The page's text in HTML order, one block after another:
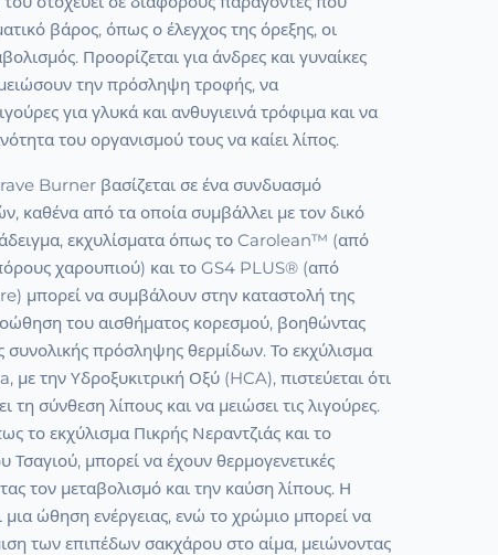
βάρος, όπως ο έλεγχος της όρεξης, οι
Προορίζεται για άνδρες και γυναίκες
την πρόσληψη τροφής, να
για γλυκά και ανθυγιεινά τρόφιμα και να
του οργανισμού τους να καίει λίπος.
Burner βασίζεται σε ένα συνδυασμό
καθένα από τα οποία συμβάλλει με τον δικό
εκχυλίσματα όπως το Carolean™ (από
χαρουπιού) και το GS4 PLUS® (από
μπορεί να συμβάλουν στην καταστολή της
του αισθήματος κορεσμού, βοηθώντας
συνολικής πρόσληψης θερμίδων. Το εκχύλισμα
την Υδροξυκιτρική Οξύ (HCA), πιστεύεται ότι
τη σύνθεση λίπους και να μειώσει τις λιγούρες.
το εκχύλισμα Πικρής Νεραντζιάς και το
Τσαγιού, μπορεί να έχουν θερμογενετικές
τον μεταβολισμό και την καύση λίπους. Η
ώθηση ενέργειας, ενώ το χρώμιο μπορεί να
των επιπέδων σακχάρου στο αίμα, μειώνοντας